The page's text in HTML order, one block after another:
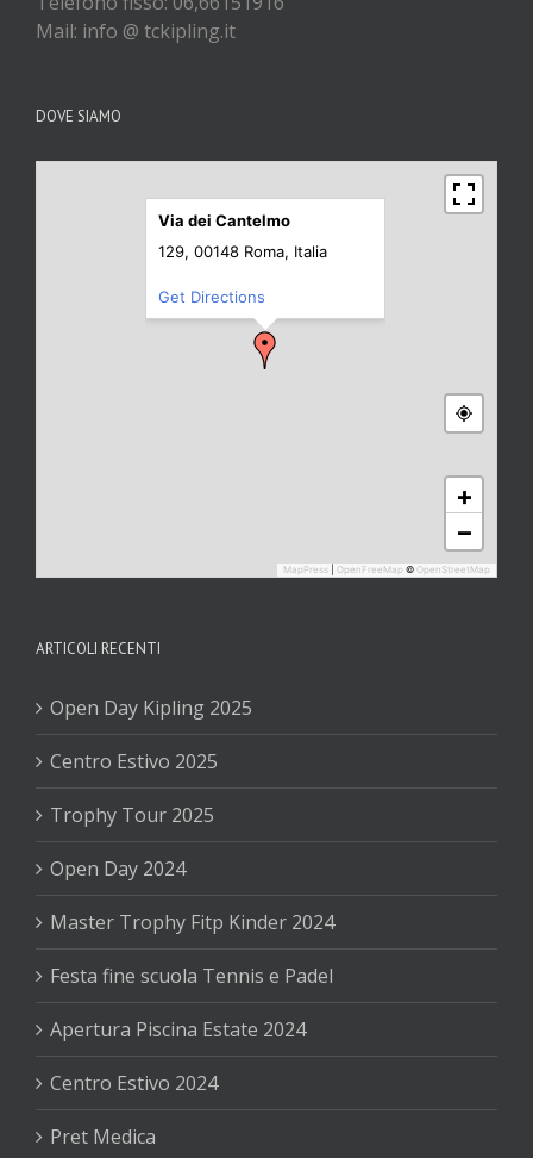
Mail: info @ tckipling.it
DOVE SIAMO
+
−
MapPress OpenFreeMap © OpenStreetMap
Via dei Cantelmo
129, 00148 Roma, Italia
Get Directions
ARTICOLI RECENTI
Open Day Kipling 2025
Centro Estivo 2025
Trophy Tour 2025
Open Day 2024
Master Trophy Fitp Kinder 2024
Festa fine scuola Tennis e Padel
Apertura Piscina Estate 2024
Centro Estivo 2024
Pret Medica